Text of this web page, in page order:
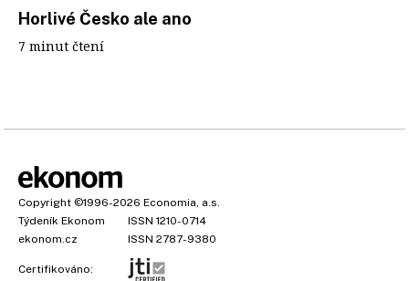
Horlivé Česko ale ano
7 minut čtení
Copyright ©1996-2026 Economia, a.s.
Týdeník Ekonom
ISSN 1210-0714
ekonom.cz
ISSN 2787-9380
Certifikováno: